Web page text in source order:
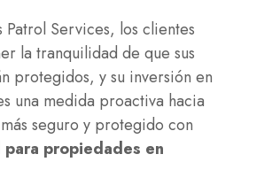
Patrol Services, los clientes
la tranquilidad de que sus
protegidos, y su inversión en
una medida proactiva hacia
seguro y protegido con
propiedades en